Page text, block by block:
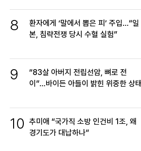
8
환자에게 ‘말에서 뽑은 피’ 주입…“일
본, 침략전쟁 당시 수혈 실험”
9
“83살 아버지 전립선암, 뼈로 전
이”…바이든 아들이 밝힌 위중한 상태
10 추미애 “국가직 소방 인건비 1조, 왜
경기도가 대납하나”